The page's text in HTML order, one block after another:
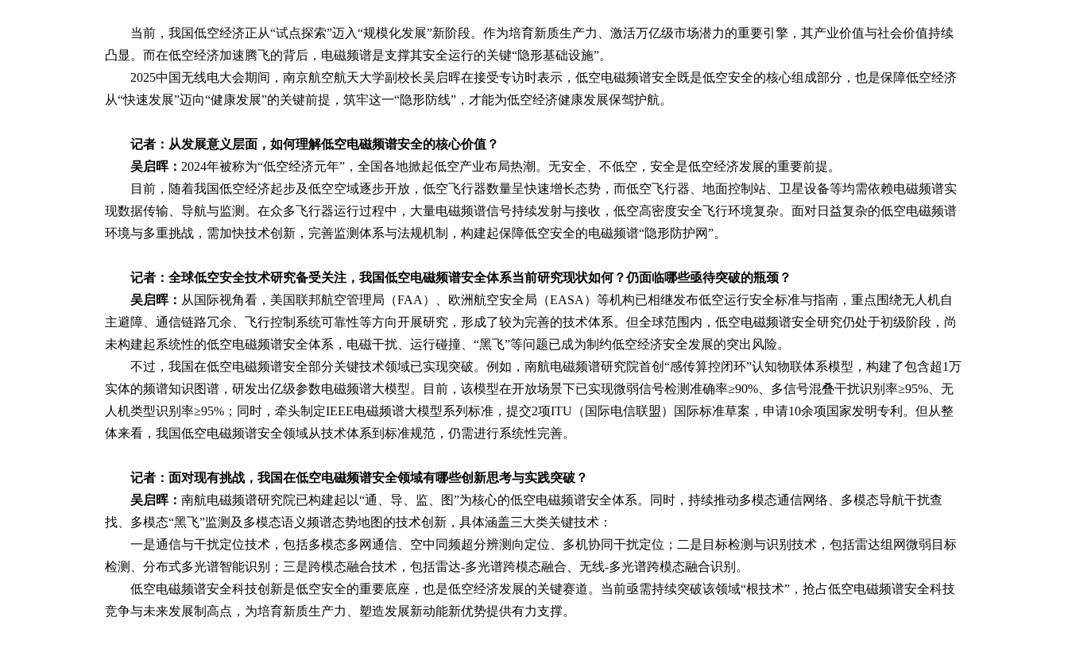
当前，我国低空经济正从“试点探索”迈入“规模化发展”新阶段。作为培育新质生产力、激活万亿级市场潜力的重要引擎，其产业价值与社会价值持续
凸显。而在低空经济加速腾飞的背后，电磁频谱是支撑其安全运行的关键“隐形基础设施”。
2025中国无线电大会期间，南京航空航天大学副校长吴启晖在接受专访时表示，低空电磁频谱安全既是低空安全的核心组成部分，也是保障低空经济
从“快速发展”迈向“健康发展”的关键前提，筑牢这一“隐形防线”，才能为低空经济健康发展保驾护航。
记者：从发展意义层面，如何理解低空电磁频谱安全的核心价值？
吴启晖： 2024年被称为“低空经济元年”，全国各地掀起低空产业布局热潮。无安全、不低空，安全是低空经济发展的重要前提。
目前，随着我国低空经济起步及低空空域逐步开放，低空飞行器数量呈快速增长态势，而低空飞行器、地面控制站、卫星设备等均需依赖电磁频谱实
现数据传输、导航与监测。在众多飞行器运行过程中，大量电磁频谱信号持续发射与接收，低空高密度安全飞行环境复杂。面对日益复杂的低空电磁频谱
环境与多重挑战，需加快技术创新，完善监测体系与法规机制，构建起保障低空安全的电磁频谱“隐形防护网”。
记者：全球低空安全技术研究备受关注，我国低空电磁频谱安全体系当前研究现状如何？仍面临哪些亟待突破的瓶颈？
吴启晖： 从国际视角看，美国联邦航空管理局（FAA）、欧洲航空安全局（EASA）等机构已相继发布低空运行安全标准与指南，重点围绕无人机自
主避障、通信链路冗余、飞行控制系统可靠性等方向开展研究，形成了较为完善的技术体系。但全球范围内，低空电磁频谱安全研究仍处于初级阶段，尚
未构建起系统性的低空电磁频谱安全体系，电磁干扰、运行碰撞、“黑飞”等问题已成为制约低空经济安全发展的突出风险。
不过，我国在低空电磁频谱安全部分关键技术领域已实现突破。例如，南航电磁频谱研究院首创“感传算控闭环”认知物联体系模型，构建了包含超1万
实体的频谱知识图谱，研发出亿级参数电磁频谱大模型。目前，该模型在开放场景下已实现微弱信号检测准确率≥90%、多信号混叠干扰识别率≥95%、无
人机类型识别率≥95%；同时，牵头制定IEEE电磁频谱大模型系列标准，提交2项ITU（国际电信联盟）国际标准草案，申请10余项国家发明专利。但从整
体来看，我国低空电磁频谱安全领域从技术体系到标准规范，仍需进行系统性完善。
记者： 面对现有挑战，我国在低空电磁频谱安全领域有哪些创新思考与实践突破？
吴启晖： 南航电磁频谱研究院已构建起以“通、导、监、图”为核心的低空电磁频谱安全体系。同时，持续推动多模态通信网络、多模态导航干扰查
找、多模态“黑飞”监测及多模态语义频谱态势地图的技术创新，具体涵盖三大类关键技术：
一是通信与干扰定位技术，包括多模态多网通信、空中同频超分辨测向定位、多机协同干扰定位；二是目标检测与识别技术，包括雷达组网微弱目标
检测、分布式多光谱智能识别；三是跨模态融合技术，包括雷达-多光谱跨模态融合、无线-多光谱跨模态融合识别。
低空电磁频谱安全科技创新是低空安全的重要底座，也是低空经济发展的关键赛道。当前亟需持续突破该领域“根技术”，抢占低空电磁频谱安全科技
竞争与未来发展制高点，为培育新质生产力、塑造发展新动能新优势提供有力支撑。